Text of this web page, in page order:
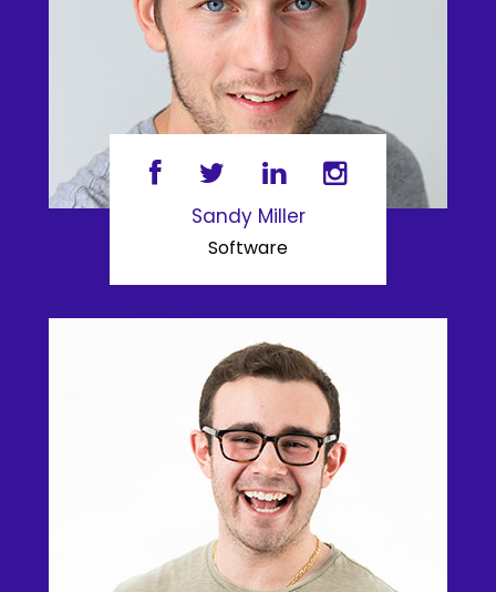
Sandy Miller
Software